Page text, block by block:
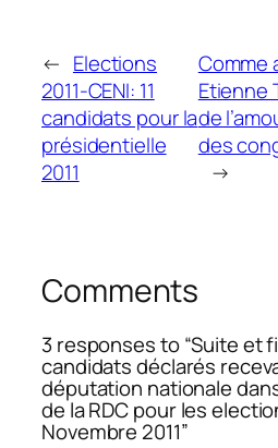
← Elections
2011-CENI: 11
candidats pour la
présidentielle
2011
Comme
Etienne
de
des
→
Comments
3 responses to “Suite et
candidats déclarés
députation nationale
de la RDC pour les
Novembre 2011”